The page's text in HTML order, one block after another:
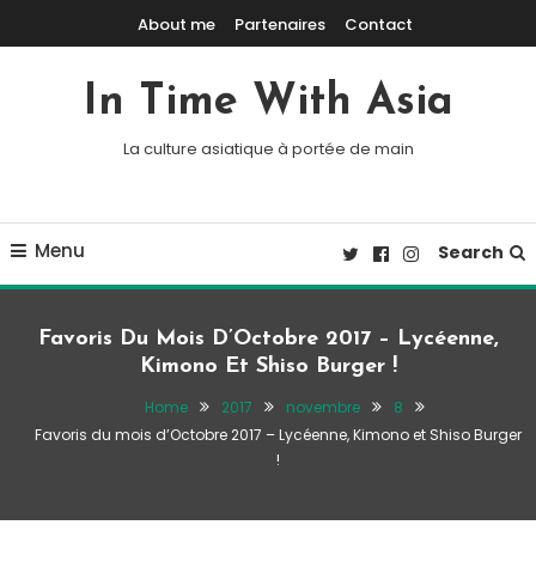
Skip To ContentAbout me Partenaires Contact
In Time With Asia
La culture asiatique à portée de main
Menu Search
Favoris Du Mois D’Octobre 2017 – Lycéenne,
Kimono Et Shiso Burger !
Home 2017 novembre
8
Favoris du mois d’Octobre 2017 – Lycéenne, Kimono et Shiso Burger
!